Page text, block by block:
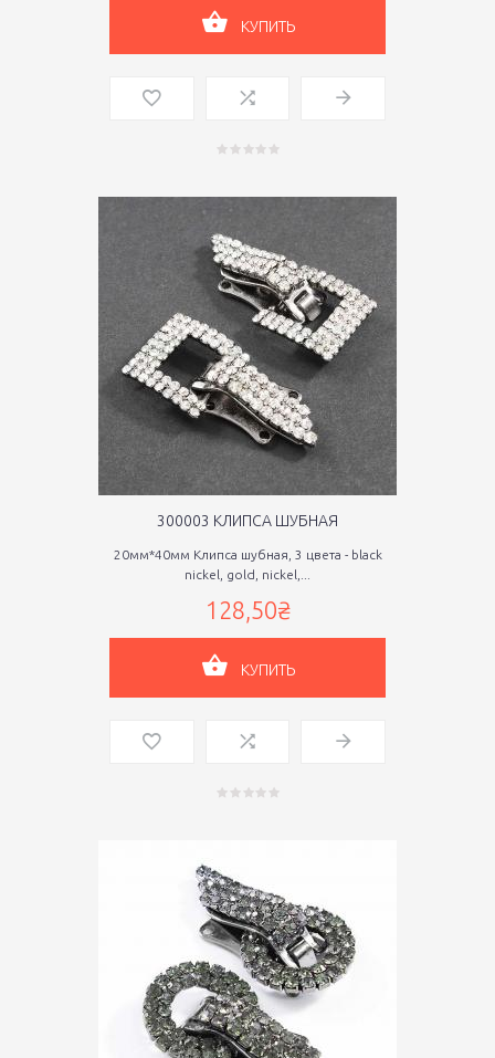
КУПИТЬ
300003 КЛИПСА ШУБНАЯ
20мм*40мм Клипса шубная, 3 цвета - black
nickel, gold, nickel,...
128,50₴
КУПИТЬ